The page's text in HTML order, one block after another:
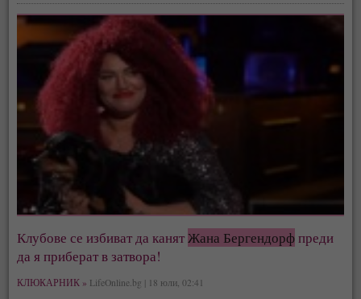
Клубове се избиват да канятЖана Бергендорфпреди
да я приберат в затвора!
КЛЮКАРНИК » LifeOnline.bg | 18 юли, 02:41